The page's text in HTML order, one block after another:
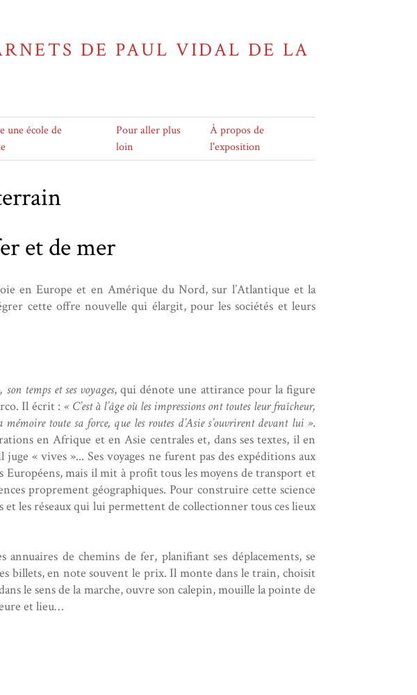
DE PAUL VIDAL DE LA
une école de
Pour aller plus
loin
À propos de
l'exposition
et de mer
en Europe et en Amérique du Nord, sur l’Atlantique et la
cette offre nouvelle qui élargit, pour les sociétés et leurs
temps et ses voyages, qui dénote une attirance pour la figure
Il écrit : « C’est à l’âge où les impressions ont toutes leur fraîcheur,
toute sa force, que les routes d’Asie s’ouvrirent devant lui ».
en Afrique et en Asie centrales et, dans ses textes, il en
« vives »... Ses voyages ne furent pas des expéditions aux
Européens, mais il mit à profit tous les moyens de transport et
proprement géographiques. Pour construire cette science
et les réseaux qui lui permettent de collectionner tous ces lieux
de chemins de fer, planifiant ses déplacements, se
billets, en note souvent le prix. Il monte dans le train, choisit
le sens de la marche, ouvre son calepin, mouille la pointe de
et lieu…